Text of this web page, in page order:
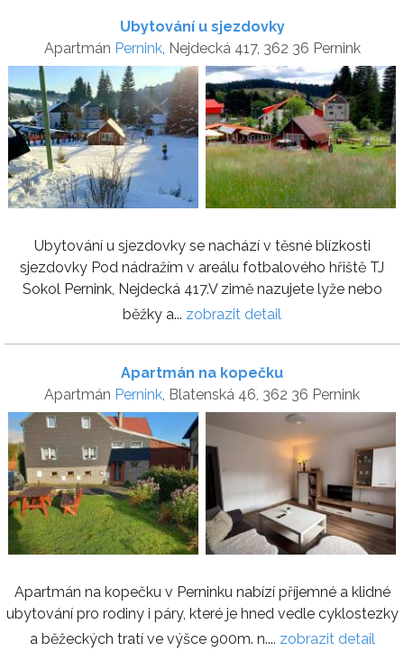
Ubytování u sjezdovky
Apartmán Pernink, Nejdecká 417, 362 36 Pernink
Ubytování u sjezdovky se nachází v těsné blízkosti
sjezdovky Pod nádražím v areálu fotbalového hřiště TJ
Sokol Pernink, Nejdecká 417.V zimě nazujete lyže nebo
běžky a... zobrazit detail
Apartmán na kopečku
Apartmán Pernink, Blatenská 46, 362 36 Pernink
Apartmán na kopečku v Perninku nabízí příjemné a klidné
ubytování pro rodiny i páry, které je hned vedle cyklostezky
a běžeckých tratí ve výšce 900m. n.... zobrazit detail